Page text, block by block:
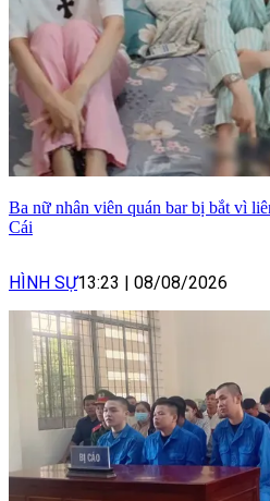
Ba nữ nhân viên quán bar bị bắt vì
Cái
HÌNH SỰ13:23 08/08/2026